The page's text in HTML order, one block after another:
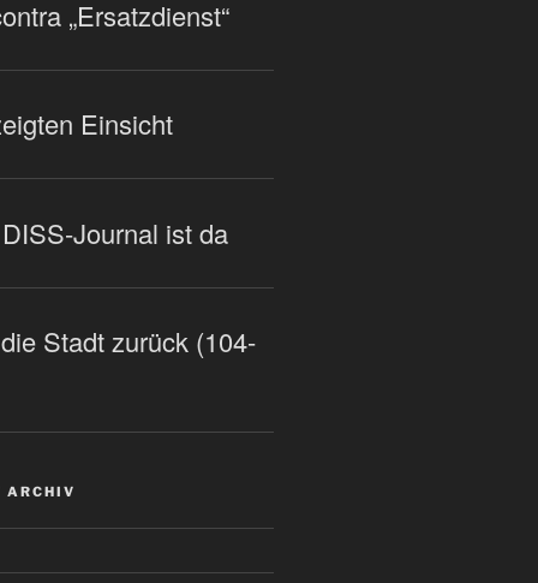
„Ersatzdienst“
Einsicht
Journal ist da
Stadt zurück (104-
ARCHIV